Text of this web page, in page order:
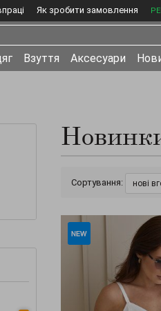
Як зробити замовлення
Взуття Аксесуари
Сортування: нові